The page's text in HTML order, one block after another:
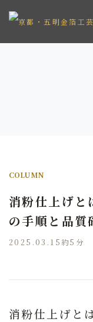
COLUMN
消粉仕上げと
の手順と品質
2025.03.15 約5分
消粉仕上げと